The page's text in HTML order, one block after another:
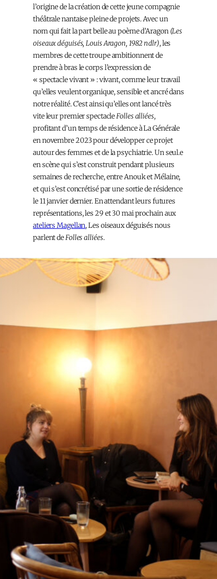
l’origine de la création de cette jeune compagnie
théâtrale nantaise pleine de projets. Avec un
nom qui fait la part belle au poème d’Aragon (Les
oiseaux déguisés, Louis Aragon, 1982 ndlr), les
membres de cette troupe ambitionnent de
prendre à bras le corps l’expression de
« spectacle vivant » : vivant, comme leur travail
qu’elles veulent organique, sensible et ancré dans
notre réalité. C’est ainsi qu’elles ont lancé très
vite leur premier spectacleFolles alliées,
profitant d’un temps de résidence à La Générale
en novembre 2023 pour développer ce projet
autour des femmes et de la psychiatrie. Un seul.e
en scène qui s’est construit pendant plusieurs
semaines de recherche, entre Anouk et Mélaine,
et qui s’est concrétisé par une sortie de résidence
le 11 janvier dernier. En attendant leurs futures
représentations, les 29 et 30 mai prochain aux
ateliers Magellan, Les oiseaux déguisés nous
parlent deFolles alliées.